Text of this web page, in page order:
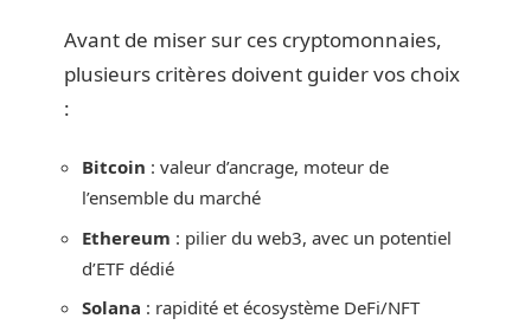
Avant de miser sur ces cryptomonnaies,
plusieurs critères doivent guider vos choix
:
Bitcoin : valeur d’ancrage, moteur de
l’ensemble du marché
Ethereum : pilier du web3, avec un potentiel
d’ETF dédié
Solana : rapidité et écosystème DeFi/NFT